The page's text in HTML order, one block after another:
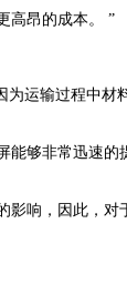
高昂的成本。 ”
运输过程中材
非常迅速的提
响，因此，